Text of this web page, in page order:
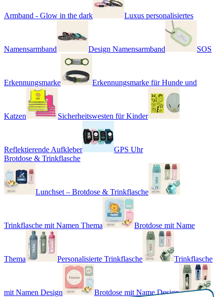
Armband - Glow in the dark Luxus personalisiertes
Namensarmband Design Namensarmband SOS
Erkennungsmarke Erkennungsmarke für Hunde und
Katzen Sicherheitswesten für Kinder
Reflektierende Aufkleber
GPS Uhr
Brotdose & Trinkflasche
Lunchset – Brotdose & Trinkflasche
Trinkflasche mit Namen Thema Brotdose mit Name
Thema Personalisierte Trinkflasche Trinkflasche
mit Namen Design Brotdose mit Name Design